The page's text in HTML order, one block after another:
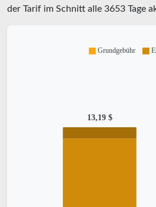
der Tarif im Schnitt alle 3653 Tage
13,19 $
Grundgebühr